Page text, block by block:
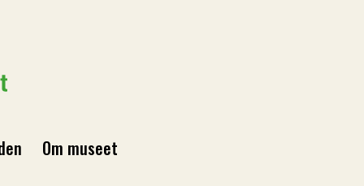
Om museet